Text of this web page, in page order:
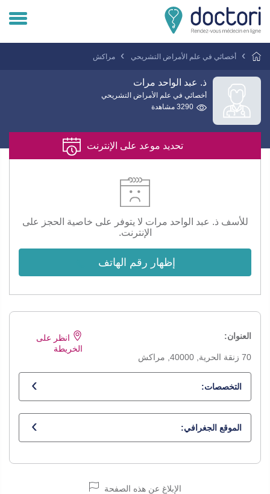
تسجيل دخول المريض
تسجيل دخول الطبيب
أخصائي في علم الأمراض التشريحي مراكش
ذ. عبد الواحد مرات
أخصائي في علم الأمراض التشريحي
3290 مشاهدة
تحديد موعد على الإنترنت
للأسف ذ. عبد الواحد مرات لا يتوفر على خاصية الحجز على
الإنترنت.
إظهار رقم الهاتف
العنوان:
70 زنقة الحرية, 40000, مراكش
انظر على
الخريطة
التخصصات:
أخصائي في علم الأمراض التشريحي
الموقع الجغرافي:
الإبلاغ عن هذه الصفحة